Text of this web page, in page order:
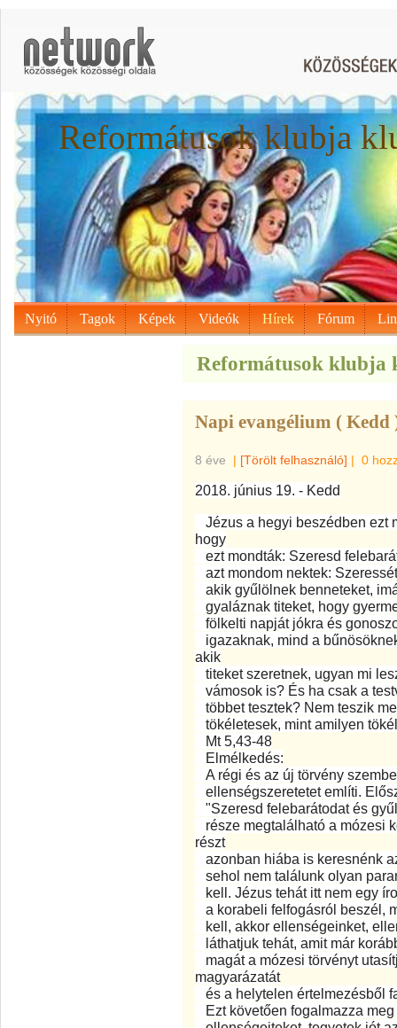
Reformátusok klubja
Nyitó Tagok Képek Videók Hírek Fórum
Reformátusok klubja
Napi evangélium ( Kedd
8 éve | [Törölt felhasználó] | 0
2018. június 19. - Kedd
Jézus a hegyi beszédben ezt
hogy
ezt mondták: Szeresd
azt mondom nektek:
akik gyűlölnek benneteket,
gyaláznak titeket, hogy
fölkelti napját jókra és
igazaknak, mind a
akik
titeket szeretnek, ugyan mi
vámosok is? És ha csak a
többet tesztek? Nem teszik
tökéletesek, mint amilyen
Mt 5,43-48
Elmélkedés:
A régi és az új törvény
ellenségszeretetet említi.
"Szeresd felebarátodat és
része megtalálható a mózesi
részt
azonban hiába is keresnénk
sehol nem találunk olyan
kell. Jézus tehát itt nem egy
a korabeli felfogásról beszél,
kell, akkor ellenségeinket,
láthatjuk tehát, amit már
magát a mózesi törvényt
magyarázatát
és a helytelen értelmezésből
Ezt követően fogalmazza